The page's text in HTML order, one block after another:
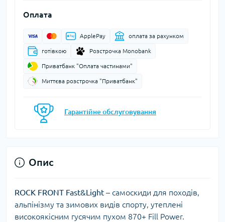
Оплата
ApplePay оплата за рахунком
готівкою Розстрочка Monobank
Приватбанк "Оплата частинами"
Миттєва розстрочка "Приватбанк"
Гарантійне обслуговування
Опис
ROCK FRONT Fast&Light – самоскиди для походів,
альпінізму та зимових видів спорту, утеплені
високоякісним гусячим пухом 870+ Fill Power.